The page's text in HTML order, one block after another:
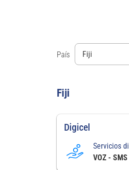
País
Fiji
Digicel
Servicios
VOZ - SMS